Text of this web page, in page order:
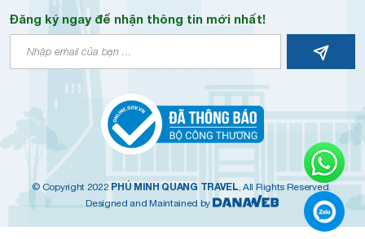
Đăng ký ngay để nhận thông tin mới nhất!
© Copyright 2022 PHÚ MINH QUANG TRAVEL , All Rights Reserved.
Designed and Maintained by